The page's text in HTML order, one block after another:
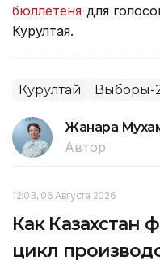
бюллетеня для
Курултая.
Курултай Выборы-
Жанара
Автор
12:03, 06 Августа 2026
Как Казахстан
цикл